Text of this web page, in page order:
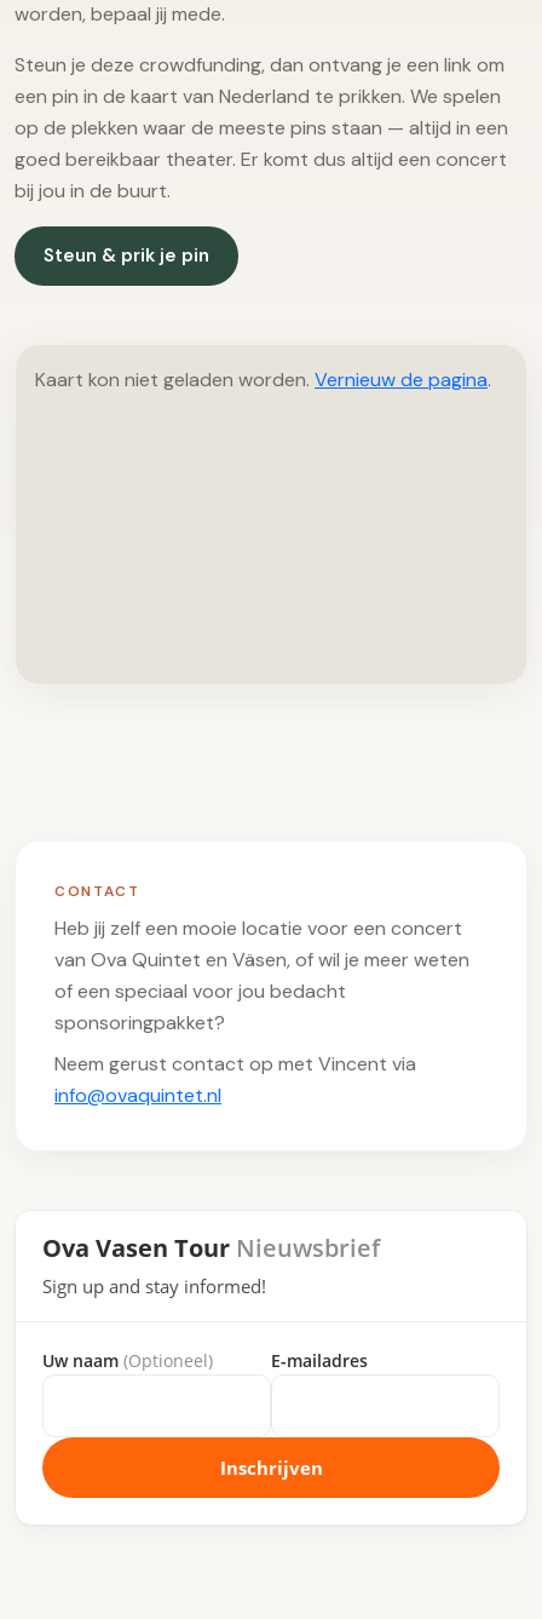
worden, bepaal jij mede.
Steun je deze crowdfunding, dan ontvang je een link om
een pin in de kaart van Nederland te prikken. We spelen
op de plekken waar de meeste pins staan — altijd in een
goed bereikbaar theater. Er komt dus altijd een concert
bij jou in de buurt.
Steun & prik je pin
Kaart kon niet geladen worden. Vernieuw de pagina.
CONTACT
Heb jij zelf een mooie locatie voor een concert
van Ova Quintet en Väsen, of wil je meer weten
of een speciaal voor jou bedacht
sponsoringpakket?
Neem gerust contact op met Vincent via
info@ovaquintet.nl
Ova Vasen Tour Nieuwsbrief
Sign up and stay informed!
Uw naam (Optioneel) E-mailadres
Inschrijven